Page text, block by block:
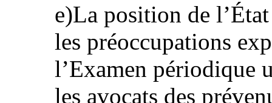
e)La position de
les préoccupations
l’Examen périodique
les avocats des